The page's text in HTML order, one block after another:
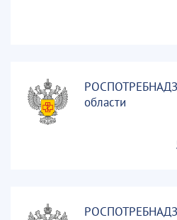
области